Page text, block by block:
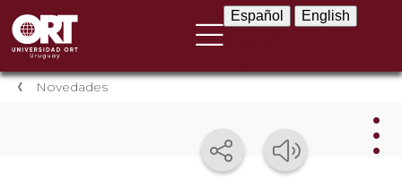
Español English
Novedades